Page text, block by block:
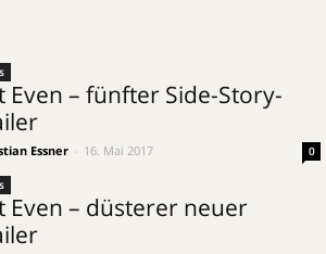
Even – fünfter Side-Story-
Essner 16. Mai 2017 0
Even – düsterer neuer